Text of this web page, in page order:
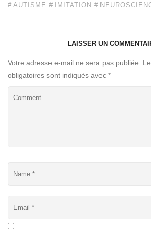
AUTISME IMITATION
LAISSER UN
Votre adresse e-mail ne sera pas publiée.
obligatoires sont indiqués avec *